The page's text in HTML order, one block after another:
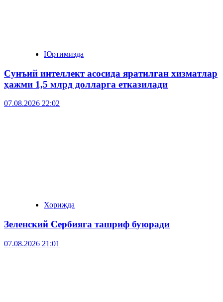
Юртимизда
Сунъий интеллект асосида яратилган хизматлар
ҳажми 1,5 млрд долларга етказилади
07.08.2026 22:02
Хорижда
Зеленский Сербияга ташриф буюради
07.08.2026 21:01